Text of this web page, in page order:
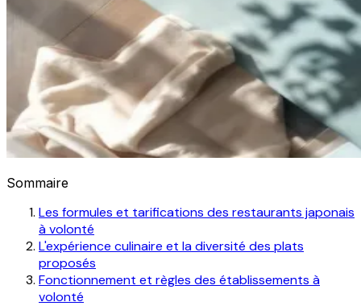
Sommaire
Les formules et tarifications des restaurants japonais
à volonté
L'expérience culinaire et la diversité des plats
proposés
Fonctionnement et règles des établissements à
volonté